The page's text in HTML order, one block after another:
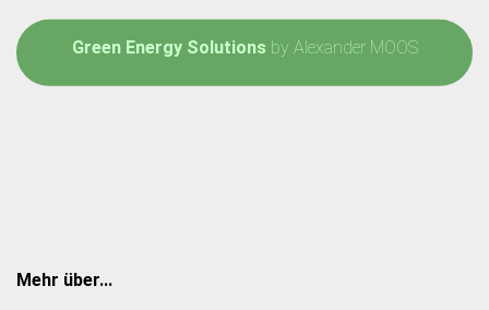
Green Energy Solutions by Alexander MOOS
Mehr über...